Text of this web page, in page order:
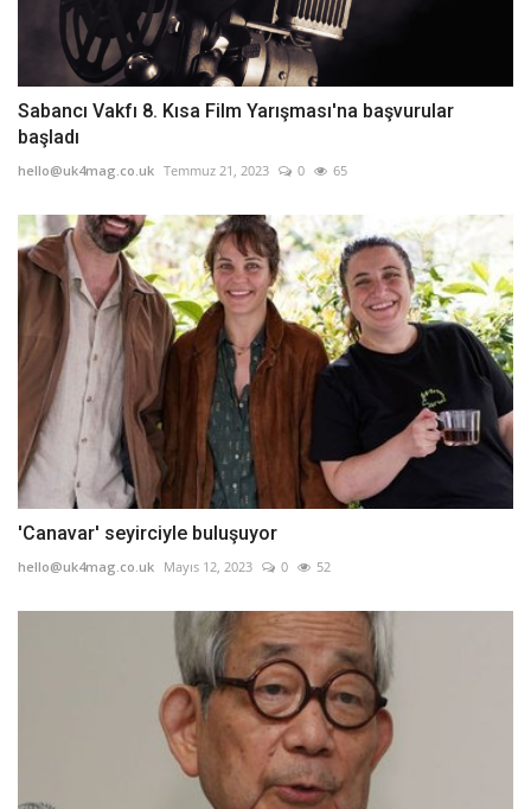
Sabancı Vakfı 8. Kısa Film Yarışması'na başvurular
başladı
hello@uk4mag.co.uk Temmuz 21, 2023 0 65
'Canavar' seyirciyle buluşuyor
hello@uk4mag.co.uk Mayıs 12, 2023 0 52